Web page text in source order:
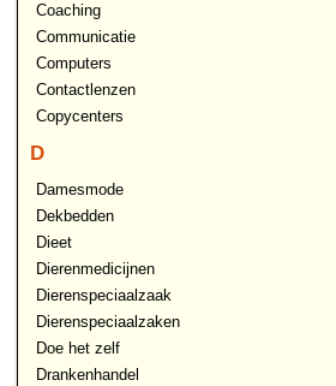
Coaching
Communicatie
Computers
Contactlenzen
Copycenters
D
Damesmode
Dekbedden
Dieet
Dierenmedicijnen
Dierenspeciaalzaak
Dierenspeciaalzaken
Doe het zelf
Drankenhandel